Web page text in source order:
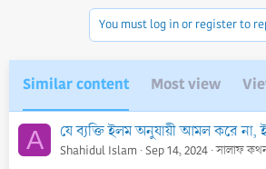
s
You must log in or register to
Similar content Most view
A Shahidul Islam Sep 14, 2024 সালাফ